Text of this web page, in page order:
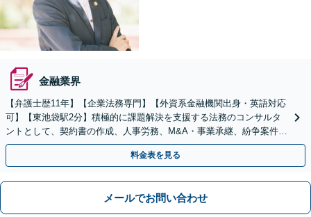
金融業界
【弁護士歴11年】【企業法務専門】【外資系金融機関出身・英語対応
可】【東池袋駅2分】積極的に課題解決を支援する法務のコンサルタ
ントとして、契約書の作成、人事労務、M&A・事業承継、紛争案件等
に広く対応致します【初回面談無料】
料金表を見る
メールでお問い合わせ